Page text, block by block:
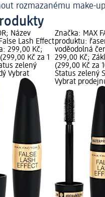
rozmazanému make-
Název
Lash Effect
299,00 Kč;
Kč za 1
zelený
Vybrat
Značka: MAX
produktu:
voděodolná
299,00 Kč;
(299,00 Kč za
Status zelený
Vybrat